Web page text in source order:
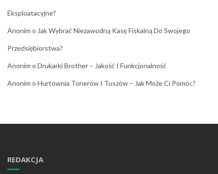
Eksploatacyjne?
Anonim o Jak Wybrać Niezawodną Kasę Fiskalną Do Swojego
Przedsiębiorstwa?
Anonim o Drukarki Brother – Jakość I Funkcjonalność
Anonim o Hurtownia Tonerów I Tuszów – Jak Może Ci Pomóc?
REDAKCJA